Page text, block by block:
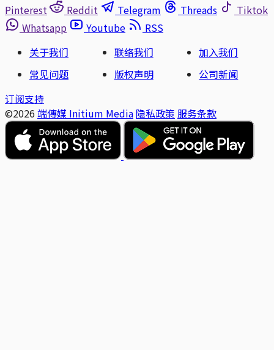
Pinterest
Reddit Telegram Threads
Tiktok
Whatsapp
Youtube
RSS
关于我们
联络我们
加入我们
常见问题
版权声明
公司新闻
订阅支持
©2026 端傳媒 Initium Media 隐私政策 服务条款